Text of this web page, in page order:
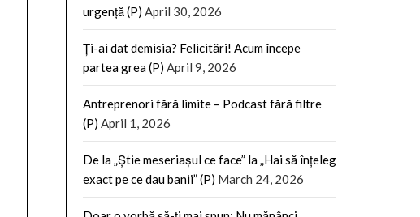
urgență (P) April 30, 2026
Ți-ai dat demisia? Felicitări! Acum începe
partea grea (P) April 9, 2026
Antreprenori fără limite – Podcast fără filtre
(P) April 1, 2026
De la „Știe meseriașul ce face” la „Hai să înțeleg
exact pe ce dau banii” (P) March 24, 2026